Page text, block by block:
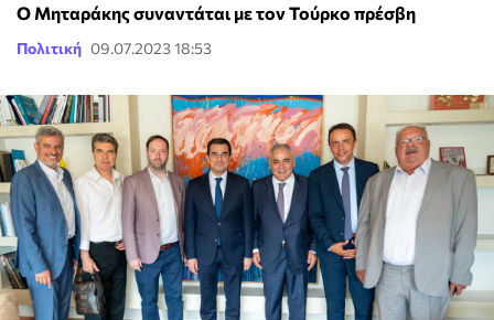
Ο Μηταράκης συναντάται με τον Τούρκο πρέσβη
Πολιτική 09.07.2023 18:53